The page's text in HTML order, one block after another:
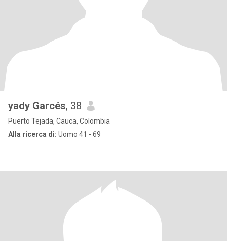
yady Garcés, 38
Puerto Tejada, Cauca, Colombia
Alla ricerca di: Uomo 41 - 69